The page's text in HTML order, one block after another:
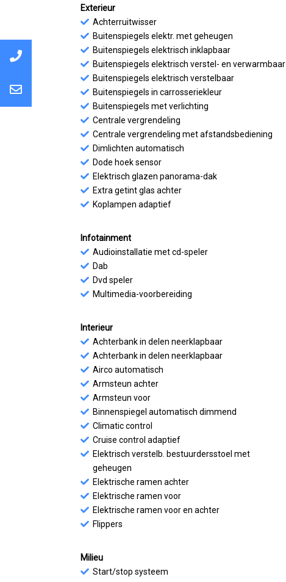
Exterieur
Achterruitwisser
Buitenspiegels elektr. met geheugen
Buitenspiegels elektrisch inklapbaar
Buitenspiegels elektrisch verstel- en verwarmbaar
Buitenspiegels elektrisch verstelbaar
Buitenspiegels in carrosseriekleur
Buitenspiegels met verlichting
Centrale vergrendeling
Centrale vergrendeling met afstandsbediening
Dimlichten automatisch
Dode hoek sensor
Elektrisch glazen panorama-dak
Extra getint glas achter
Koplampen adaptief
Infotainment
Audioinstallatie met cd-speler
Dab
Dvd speler
Multimedia-voorbereiding
Interieur
Achterbank in delen neerklapbaar
Achterbank in delen neerklapbaar
Airco automatisch
Armsteun achter
Armsteun voor
Binnenspiegel automatisch dimmend
Climatic control
Cruise control adaptief
Elektrisch verstelb. bestuurdersstoel met
geheugen
Elektrische ramen achter
Elektrische ramen voor
Elektrische ramen voor en achter
Flippers
Milieu
Start/stop systeem